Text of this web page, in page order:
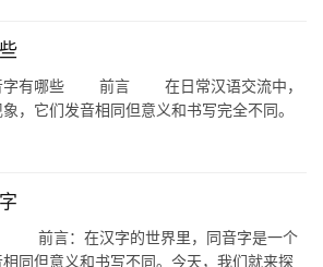
字有哪些 前言 在日常汉语交流中，
，它们发音相同但意义和书写完全不同。
前言：在汉字的世界里，同音字是一个
同但意义和书写不同。今天，我们就来探